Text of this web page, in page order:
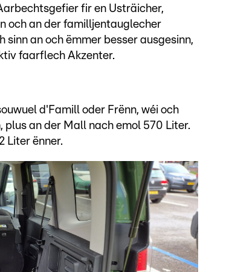
fir en Usträicher,
och an der familljentauglecher
an och ëmmer besser ausgesinn,
faarflech Akzenter.
d'Famill oder Frënn, wéi och
plus an der Mall nach emol 570 Liter.
Liter ënner.